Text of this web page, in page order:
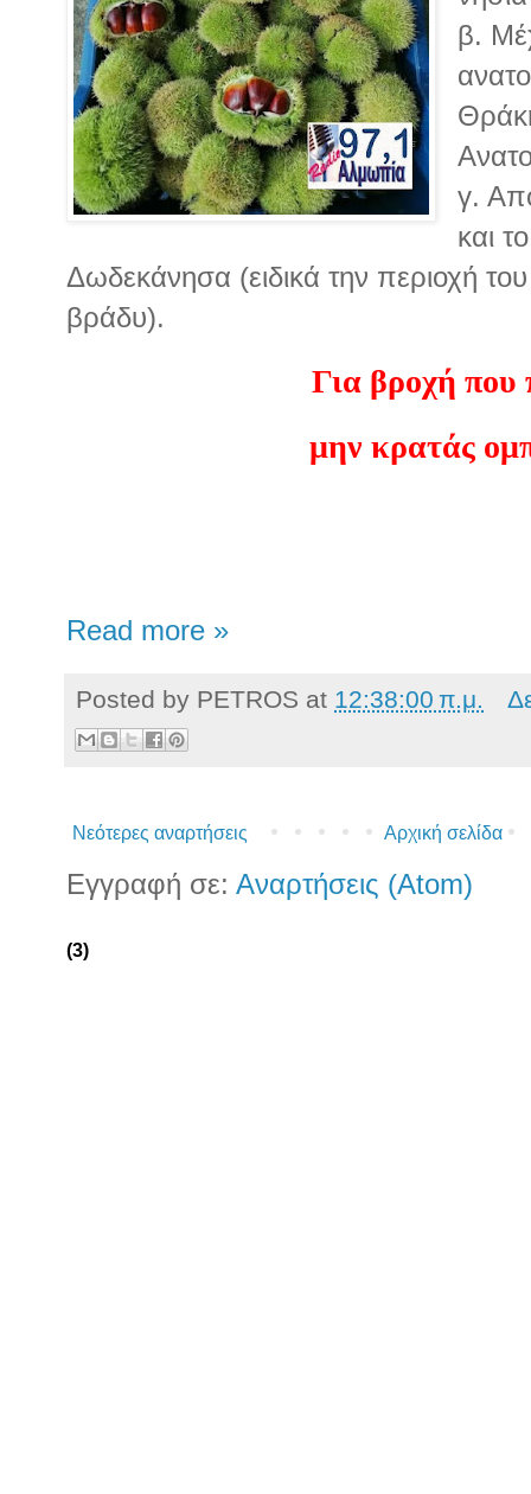
β.
γ.
και
Δωδεκάνησα (ειδικά την περιοχή
βράδυ).
Για βροχή που
μην κρατάς
Read more »
Posted by PETROS at 12:38:00 π.μ.
Νεότερες αναρτήσεις Αρχική σελίδα
Εγγραφή σε: Αναρτήσεις (Atom)
(3)